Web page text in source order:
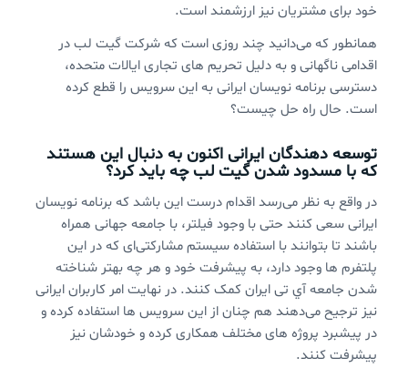
خود برای مشتریان نیز ارزشمند است.
همانطور که می‌دانید چند روزی است که شرکت گیت لب در
اقدامی ناگهانی و به دلیل تحریم های تجاری ایالات متحده،
دسترسی برنامه نویسان ایرانی به این سرویس را قطع کرده
است. حال راه حل چیست؟
توسعه دهندگان ایرانی اکنون به دنبال این هستند
که با مسدود شدن گیت لب چه باید کرد؟
در واقع به نظر می‌رسد اقدام درست این باشد که برنامه نویسان
ایرانی سعی کنند حتی با وجود فیلتر، با جامعه جهانی همراه
باشند تا بتوانند با استفاده سیستم مشارکتی‌ای که در این
پلتفرم ها وجود دارد، به پیشرفت خود و هر چه بهتر شناخته
شدن جامعه آي تی ایران کمک کنند. در نهایت امر کاربران ایرانی
نیز ترجیح می‌دهند هم چنان از این سرویس ها استفاده کرده و
در پیشبرد پروژه های مختلف همکاری کرده و خودشان نیز
پیشرفت کنند.